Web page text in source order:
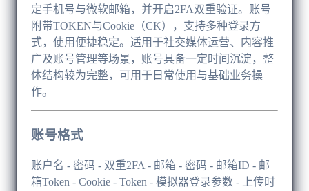
定手机号与微软邮箱，并开启2FA双重验证。账号
附带TOKEN与Cookie（CK），支持多种登录方
式，使用便捷稳定。适用于社交媒体运营、内容推
广及账号管理等场景，账号具备一定时间沉淀，整
体结构较为完整，可用于日常使用与基础业务操
作。
账号格式
账户名 - 密码 - 双重2FA - 邮箱 - 密码 - 邮箱ID - 邮
箱Token - Cookie - Token - 模拟器登录参数 - 上传时